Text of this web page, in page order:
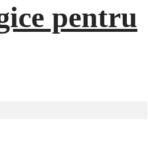
pentru